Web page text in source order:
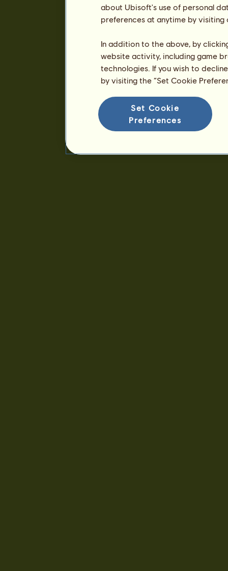
about Ubisoft's use of personal
preferences at anytime by
In addition to the above, by
website activity, including game
technologies. If you wish to
by visiting the “Set Cookie
Set Cookie
Preferences